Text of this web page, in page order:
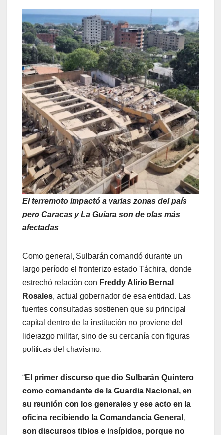
El terremoto impactó a varias zonas del país
pero Caracas y La Guiara son de olas más
afectadas
Como general, Sulbarán comandó durante un
largo período el fronterizo estado Táchira, donde
estrechó relación con Freddy Alirio Bernal
Rosales, actual gobernador de esa entidad. Las
fuentes consultadas sostienen que su principal
capital dentro de la institución no proviene del
liderazgo militar, sino de su cercanía con figuras
políticas del chavismo.
“El primer discurso que dio Sulbarán Quintero
como comandante de la Guardia Nacional, en
su reunión con los generales y ese acto en la
oficina recibiendo la Comandancia General,
son discursos tibios e insípidos, porque no